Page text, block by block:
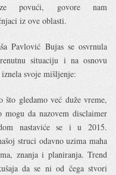
povući, govore nam
iz ove oblasti.
Pavlović Bujas se osvrnula
situaciju i na osnovu
svoje mišljenje:
što gledamo već duže vreme,
mogu da nazovem disclaimer
nastaviće se i u 2015.
struci odavno uzima maha
znanja i planiranja. Trend
da se ni od čega stvori